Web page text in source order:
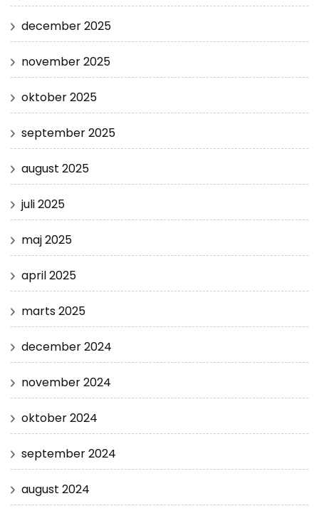
december 2025
november 2025
oktober 2025
september 2025
august 2025
juli 2025
maj 2025
april 2025
marts 2025
december 2024
november 2024
oktober 2024
september 2024
august 2024